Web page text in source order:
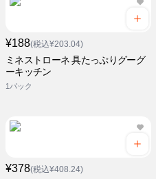
¥188(税込¥203.04)
ミネストローネ 具たっぷりグーグ
ーキッチン
1パック
¥378(税込¥408.24)